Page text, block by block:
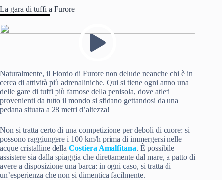
La gara di tuffi a Furore
Naturalmente, il Fiordo di Furore non delude neanche chi è in
cerca di attività più adrenaliniche. Qui si tiene ogni anno una
delle gare di tuffi più famose della penisola, dove atleti
provenienti da tutto il mondo si sfidano gettandosi da una
pedana situata a 28 metri d’altezza!
Non si tratta certo di una competizione per deboli di cuore: si
possono raggiungere i 100 km/h prima di immergersi nelle
acque cristalline della Costiera Amalfitana. È possibile
assistere sia dalla spiaggia che direttamente dal mare, a patto di
avere a disposizione una barca: in ogni caso, si tratta di
un’esperienza che non si dimentica facilmente.